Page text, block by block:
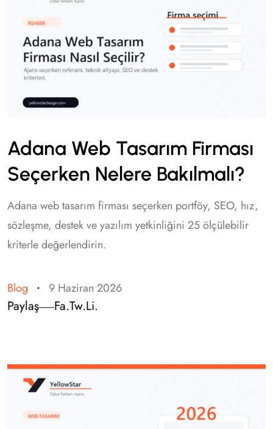
Adana Web Tasarım Firması
Seçerken Nelere Bakılmalı?
Adana web tasarım firması seçerken portföy, SEO, hız,
sözleşme, destek ve yazılım yetkinliğini 25 ölçülebilir
kriterle değerlendirin.
Blog 9 Haziran 2026
Paylaş Fa.Tw.Li.